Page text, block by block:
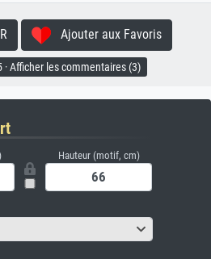
Ajouter aux Favoris
· Afficher les commentaires (3)
Hauteur (motif, cm)